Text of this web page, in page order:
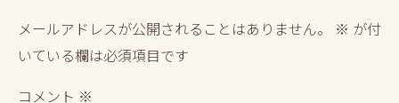
ン
メールアドレスが公開されることはありません。 ※ が付
いている欄は必須項目です
コメント ※